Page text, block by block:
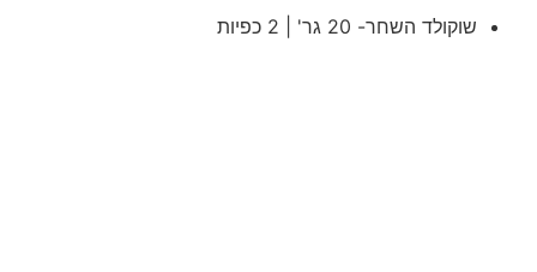
שוקולד השחר- 20 גר' | 2 כפיות